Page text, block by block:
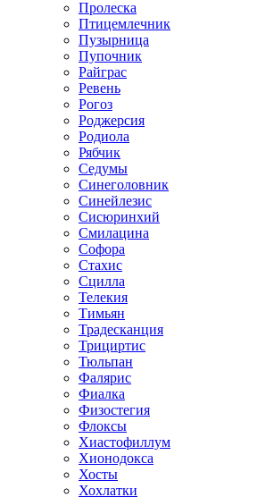
Пролеска
Птицемлечник
Пузырница
Пупочник
Райграс
Ревень
Рогоз
Роджерсия
Родиола
Рябчик
Седумы
Синеголовник
Синейлезис
Сисюринхий
Смилацина
Софора
Стахис
Сцилла
Телекия
Тимьян
Традесканция
Трициртис
Тюльпан
Фалярис
Фиалка
Физостегия
Флоксы
Хиастофиллум
Хионодокса
Хосты
Хохлатки